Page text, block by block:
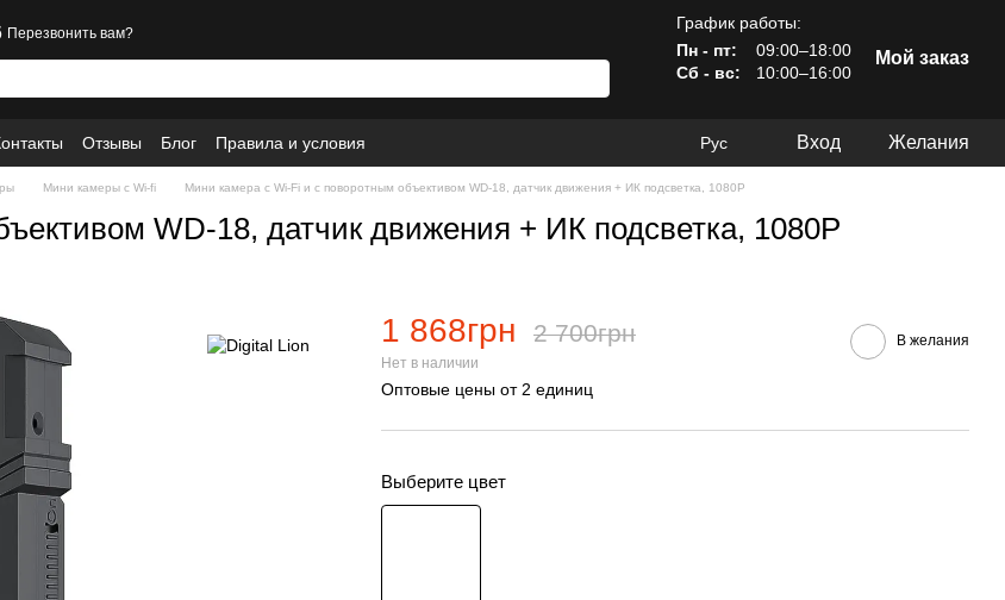
Перезвонить вам?
График работы:
Пн - пт:
09:00–18:00
Сб - вс:
10:00–16:00
Мой заказ
Отзывы Блог Правила и условия Рус Вход Желания
Мини камеры с Wi-fi Мини камера с Wi-Fi и с поворотным объективом WD-18, датчик движения + ИК подсветка, 1080P
WD-18, датчик движения + ИК подсветка, 1080P
1 868грн 2 700грн
Нет в наличии
В желания
Оптовые цены от 2 единиц
Выберите цвет